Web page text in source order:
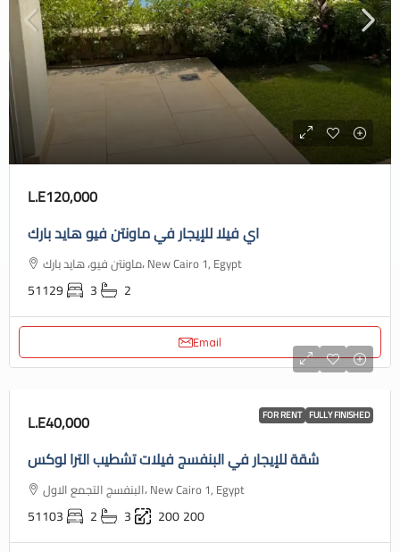
L.E120,000
اي فيلا للإيجار في ماونتن فيو هايد بارك
ماونتن فيو، هايد بارك، New Cairo 1, Egypt
51129 3 2
Email
FOR RENT FULLY FINISHED
L.E40,000
شقة للإيجار في البنفسج فيلات تشطيب الترا لوكس
البنفسج التجمع الاول، New Cairo 1, Egypt
51103 2 3 200200